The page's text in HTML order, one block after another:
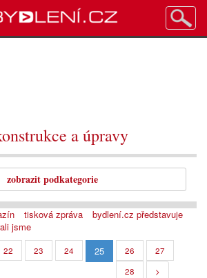
a úpravy
zobrazit podkategorie
tisková zpráva
bydlení.cz představuje
jsme
22 23 24 25 26
27
28
>